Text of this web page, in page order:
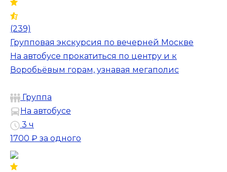
(239)
Групповая экскурсия по вечерней Москве
На автобусе прокатиться по центру и к
Воробьёвым горам, узнавая мегаполис
Группа
На автобусе
3 ч
1700 ₽ за одного